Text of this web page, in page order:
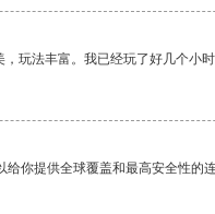
玩法丰富。我已经玩了好几个小时
你提供全球覆盖和最高安全性的连